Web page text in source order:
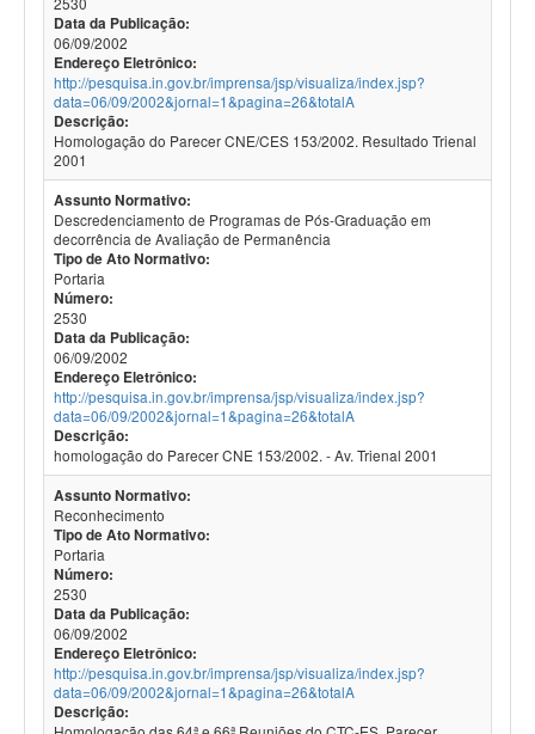
Data da Publicação:
06/09/2002
Endereço Eletrônico:
http://pesquisa.in.gov.br/imprensa/jsp/visualiza/index.jsp?
data=06/09/2002&jornal=1&pagina=26&totalA
Descrição:
Homologação do Parecer CNE/CES 153/2002. Resultado Trienal
2001
Assunto Normativo:
Descredenciamento de Programas de Pós-Graduação em
decorrência de Avaliação de Permanência
Tipo de Ato Normativo:
Portaria
Número:
2530
Data da Publicação:
06/09/2002
Endereço Eletrônico:
http://pesquisa.in.gov.br/imprensa/jsp/visualiza/index.jsp?
data=06/09/2002&jornal=1&pagina=26&totalA
Descrição:
homologação do Parecer CNE 153/2002. - Av. Trienal 2001
Assunto Normativo:
Reconhecimento
Tipo de Ato Normativo:
Portaria
Número:
2530
Data da Publicação:
06/09/2002
Endereço Eletrônico:
http://pesquisa.in.gov.br/imprensa/jsp/visualiza/index.jsp?
data=06/09/2002&jornal=1&pagina=26&totalA
Descrição: